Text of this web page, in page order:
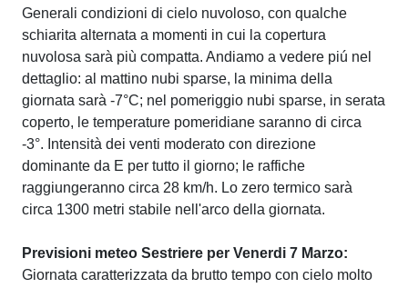
Generali condizioni di cielo nuvoloso, con qualche
schiarita alternata a momenti in cui la copertura
nuvolosa sarà più compatta. Andiamo a vedere piú nel
dettaglio: al mattino nubi sparse, la minima della
giornata sarà -7°C; nel pomeriggio nubi sparse, in serata
coperto, le temperature pomeridiane saranno di circa
-3°. Intensità dei venti moderato con direzione
dominante da E per tutto il giorno; le raffiche
raggiungeranno circa 28 km/h. Lo zero termico sarà
circa 1300 metri stabile nell'arco della giornata.
Previsioni meteo Sestriere per Venerdi 7 Marzo:
Giornata caratterizzata da brutto tempo con cielo molto